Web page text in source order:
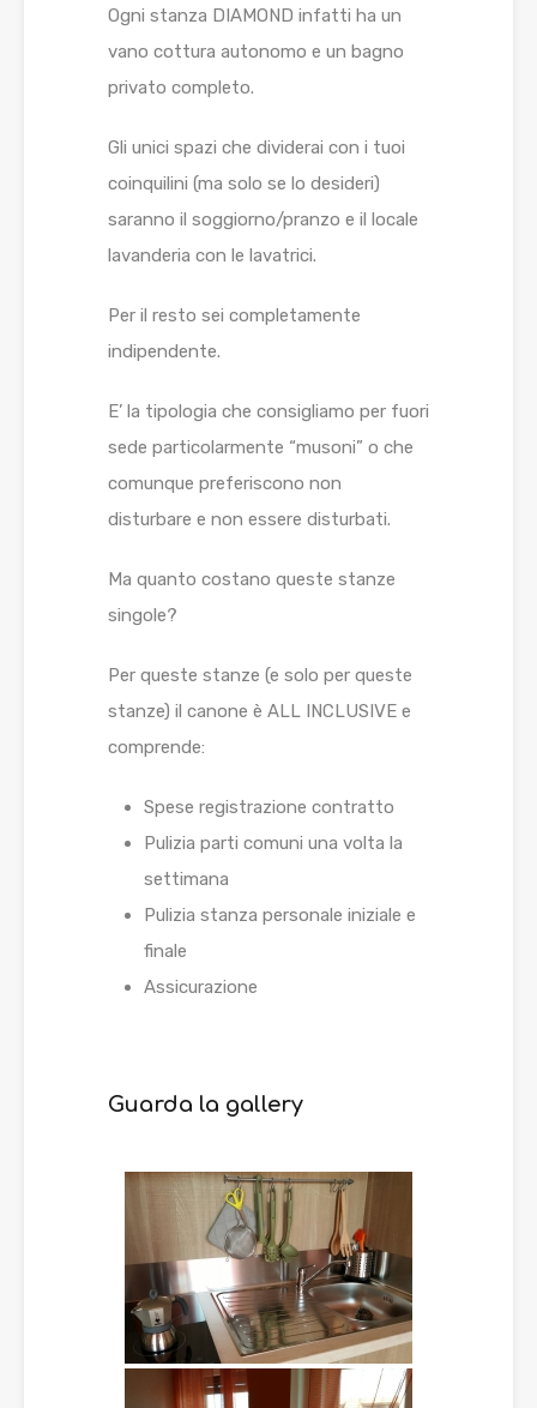
Ogni stanza DIAMOND infatti ha un
vano cottura autonomo e un bagno
privato completo.
Gli unici spazi che dividerai con i tuoi
coinquilini (ma solo se lo desideri)
saranno il soggiorno/pranzo e il locale
lavanderia con le lavatrici.
Per il resto sei completamente
indipendente.
E’ la tipologia che consigliamo per fuori
sede particolarmente “musoni” o che
comunque preferiscono non
disturbare e non essere disturbati.
Ma quanto costano queste stanze
singole?
Per queste stanze (e solo per queste
stanze) il canone è ALL INCLUSIVE e
comprende:
Spese registrazione contratto
Pulizia parti comuni una volta la
settimana
Pulizia stanza personale iniziale e
finale
Assicurazione
Guarda la gallery